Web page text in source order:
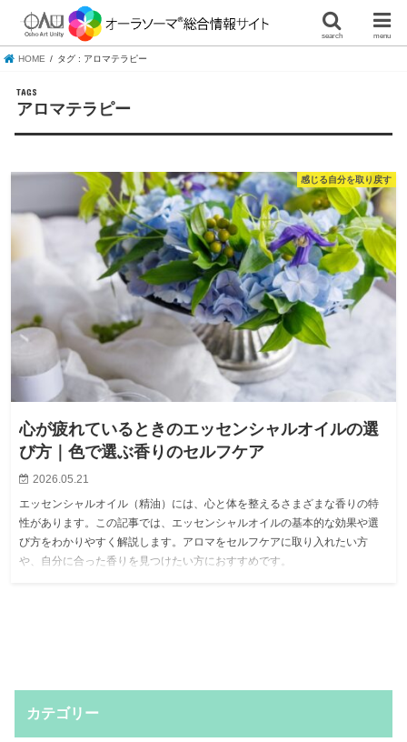
search menu
HOME タグ : アロマテラピー
アロマテラピー
感じる自分を取り戻す
心が疲れているときのエッセンシャルオイルの選
び方｜色で選ぶ香りのセルフケア
2026.05.21
エッセンシャルオイル（精油）には、心と体を整えるさまざまな香りの特
性があります。この記事では、エッセンシャルオイルの基本的な効果や選
び方をわかりやすく解説します。アロマをセルフケアに取り入れたい方
や、自分に合った香りを見つけたい方におすすめです。
カテゴリー